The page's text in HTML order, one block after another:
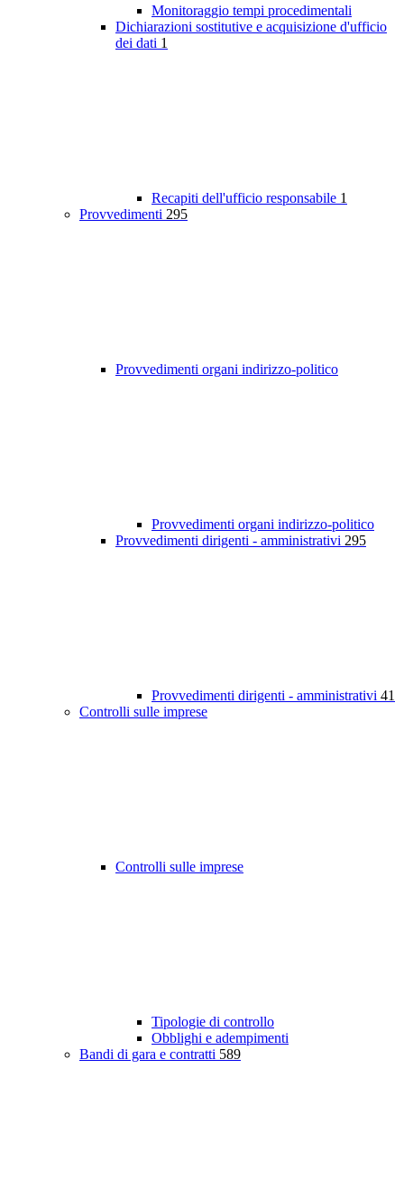
Monitoraggio tempi procedimentali
Dichiarazioni sostitutive e acquisizione d'ufficio
dei dati 1
Recapiti dell'ufficio responsabile 1
Provvedimenti 295
Provvedimenti organi indirizzo-politico
Provvedimenti organi indirizzo-politico
Provvedimenti dirigenti - amministrativi 295
Provvedimenti dirigenti - amministrativi 41
Controlli sulle imprese
Controlli sulle imprese
Tipologie di controllo
Obblighi e adempimenti
Bandi di gara e contratti 589